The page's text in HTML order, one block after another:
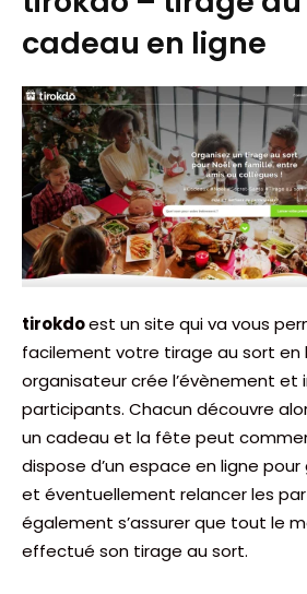
cadeau en ligne
tirokdoest un site qui va vous
facilement votre tirage au sort en
organisateur crée l’évènement et
participants. Chacun découvre
un cadeau et la fête peut
dispose d’un espace en ligne
et éventuellement relancer les
également s’assurer que tout le
effectué son tirage au sort.